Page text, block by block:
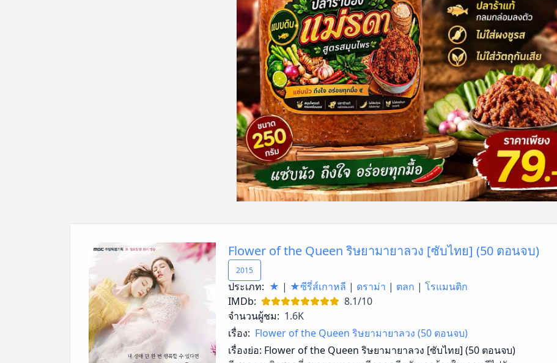
Flower of the Queen ริษยามายาลวง [ซับไทย] (50 ตอนจบ)
2015
ประเภท: ★ | ★ซีรี่ส์เกาหลี | ดราม่า | ตลก | โรแมนติก
IMDb:
8.1/10
จำนวนผู้ชม: 1.6K
เรื่อง: Flower of the Queen ริษยามายาลวง (50 ตอนจบ)
เรื่องย่อ: Flower of the Queen ริษยามายาลวง [ซับไทย] (50 ตอนจบ)